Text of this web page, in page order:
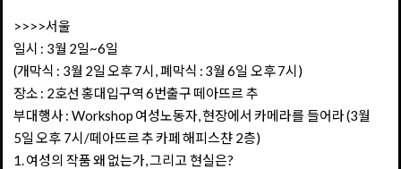
>>>>서울
일시 : 3월 2일~6일
(개막식 : 3월 2일 오후 7시, 폐막식 : 3월 6일 오후 7시)
장소 : 2호선 홍대입구역 6번출구 떼아뜨르 추
부대행사 : Workshop 여성노동자, 현장에서 카메라를 들어라 (3월
5일 오후 7시/떼아뜨르 추 카페 해피스챤 2층)
1. 여성의 작품 왜 없는가, 그리고 현실은?